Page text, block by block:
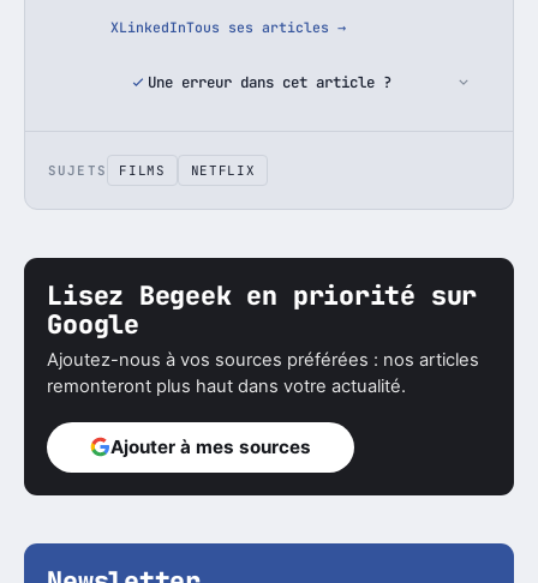
XLinkedInTous ses articles →
Une erreur dans cet article ?
SUJETS FILMS NETFLIX
Lisez Begeek en priorité sur
Google
Ajoutez-nous à vos sources préférées : nos articles
remonteront plus haut dans votre actualité.
Ajouter à mes sources